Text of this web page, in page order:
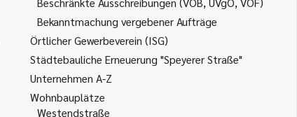
Bekanntmachung vergebener Aufträge
Örtlicher Gewerbeverein (ISG)
Städtebauliche Erneuerung "Speyerer Straße"
Unternehmen A-Z
Wohnbauplätze
Westendstraße